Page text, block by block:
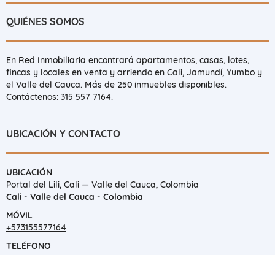
QUIÉNES SOMOS
En Red Inmobiliaria encontrará apartamentos, casas, lotes,
fincas y locales en venta y arriendo en Cali, Jamundí, Yumbo y
el Valle del Cauca. Más de 250 inmuebles disponibles.
Contáctenos: 315 557 7164.
UBICACIÓN Y CONTACTO
UBICACIÓN
Portal del Lili, Cali — Valle del Cauca, Colombia
Cali - Valle del Cauca - Colombia
MÓVIL
+573155577164